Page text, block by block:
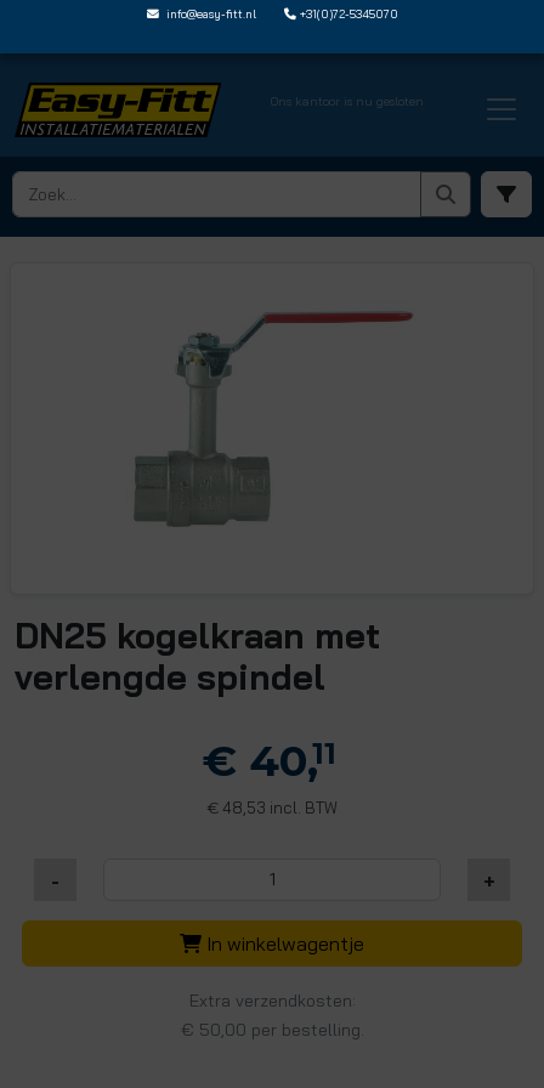
info@easy-fitt.nl +31(0)72-5345070
Ons kantoor is nu gesloten
HOME › KOGELKRANEN › KOGELKRANEN MET VERLENGDE SPINDEL › KKL1BI 1BIR
DN25 kogelkraan met
verlengde spindel
€ 40,11
€ 48,53 incl. BTW
- +
In winkelwagentje
Extra verzendkosten:
€ 50,00 per bestelling.